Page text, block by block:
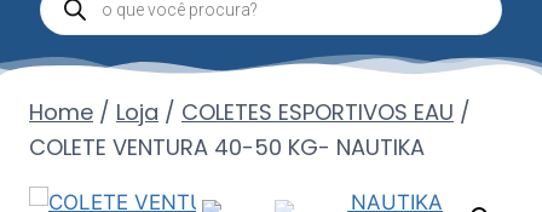
Home / Loja / COLETES ESPORTIVOS EAU /
COLETE VENTURA 40-50 KG- NAUTIKA